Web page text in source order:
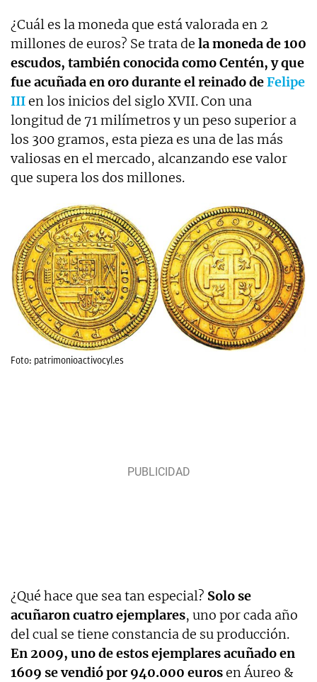
¿Cuál es la moneda que está valorada en 2
millones de euros? Se trata de la moneda de 100
escudos, también conocida como Centén, y que
fue acuñada en oro durante el reinado deFelipe
IIIen los inicios del siglo XVII. Con una
longitud de 71 milímetros y un peso superior a
los 300 gramos, esta pieza es una de las más
valiosas en el mercado, alcanzando ese valor
que supera los dos millones.
Foto: patrimonioactivocyl.es
¿Qué hace que sea tan especial? Solo se
acuñaron cuatro ejemplares, uno por cada año
del cual se tiene constancia de su producción.
En 2009, uno de estos ejemplares acuñado en
1609 se vendió por 940.000 eurosen Áureo &